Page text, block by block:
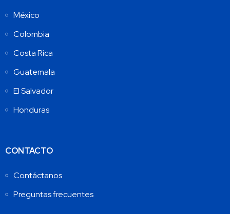
México
Colombia
Costa Rica
Guatemala
El Salvador
Honduras
CONTACTO
Contáctanos
Preguntas frecuentes